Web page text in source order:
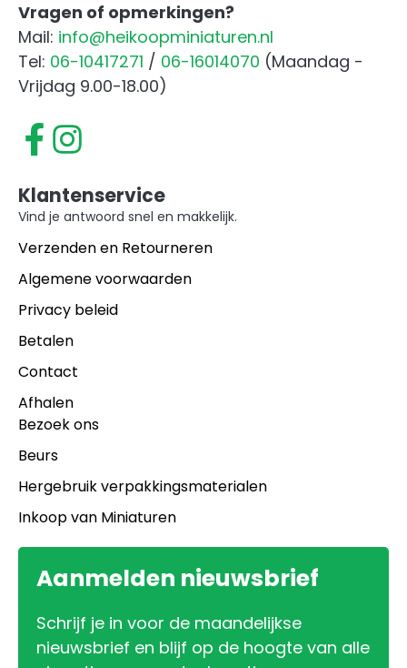
Vragen of opmerkingen?
Mail: info@heikoopminiaturen.nl
Tel: 06-10417271 / 06-16014070 (Maandag -
Vrijdag 9.00-18.00)
Klantenservice
Vind je antwoord snel en makkelijk.
Verzenden en Retourneren
Algemene voorwaarden
Privacy beleid
Betalen
Contact
Afhalen
Bezoek ons
Beurs
Hergebruik verpakkingsmaterialen
Inkoop van Miniaturen
Aanmelden nieuwsbrief
Schrijf je in voor de maandelijkse
nieuwsbrief en blijf op de hoogte van alle